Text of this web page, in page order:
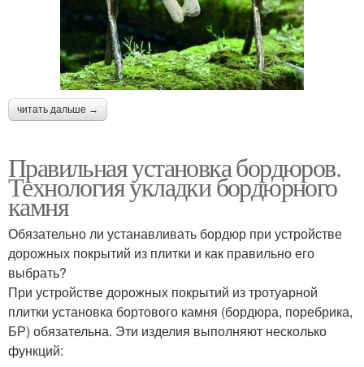
читать дальше →
Правильная установка бордюров.
Технология укладки бордюрного
камня
Обязательно ли устанавливать бордюр при устройстве
дорожных покрытий из плитки и как правильно его
выбрать?
При устройстве дорожных покрытий из тротуарной
плитки установка бортового камня (бордюра, поребрика,
БР) обязательна. Эти изделия выполняют несколько
функций: